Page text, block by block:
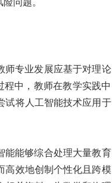
问题。
师专业发展应基于对理论
中，教师在教学实践中
试将人工智能技术应用于
能能够综合处理大量教育
高效地创制个性化且跨模